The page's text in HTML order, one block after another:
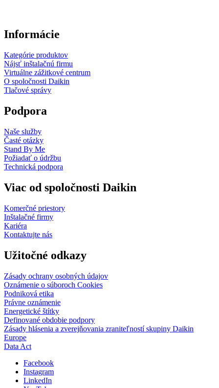
Informácie
Kategórie produktov
Nájsť inštalačnú firmu
Virtuálne zážitkové centrum
O spoločnosti Daikin
Tlačové správy
Podpora
Naše služby
Časté otázky
Stand By Me
Požiadať o údržbu
Technická podpora
Viac od spoločnosti Daikin
Komerčné priestory
Inštalačné firmy
Kariéra
Kontaktujte nás
Užitočné odkazy
Zásady ochrany osobných údajov
Oznámenie o súboroch Cookies
Podniková etika
Právne oznámenie
Energetické štítky
Definované obdobie podpory
Zásady hlásenia a zverejňovania zraniteľností skupiny Daikin
Europe
Data Act
Facebook
Instagram
LinkedIn